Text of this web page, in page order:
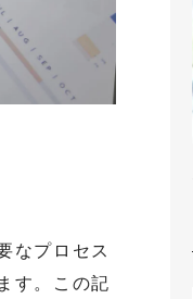
なプロセス
す。この記